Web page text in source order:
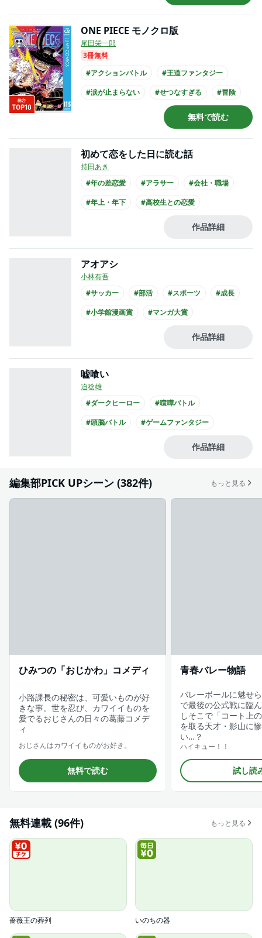
ONE PIECE モノクロ版
尾田栄一郎
3冊無料
#アクションバトル
#王道ファンタジー
#涙が止まらない
#せつなすぎる
#冒険
#俺マン
#アニメ化 #実写化
無料で読む
初めて恋をした日に読む話
持田あき
#年の差恋愛
#アラサー
#会社・職場
#年上・年下
#高校生との恋愛
作品詳細
アオアシ
小林有吾
#サッカー
#部活 #スポーツ
#成長
#小学館漫画賞
#マンガ大賞
#中学生
#アニメ化
作品詳細
嘘喰い
迫稔雄
#ダークヒーロー
#喧嘩バトル
#頭脳バトル
#ゲームファンタジー
#デスゲーム
#アングラ・裏社会
作品詳細
編集部PICK UPシーン (382件) もっと見る
ひみつの「おじかわ」コメディ
小路課長の秘密は、可愛いものが好
きな事。世を忍び、カワイイものを
愛でるおじさんの日々の葛藤コメデ
ィ
おじさんはカワイイものがお好き。
無料で読む
青春バレー物語
バレーボールに魅せ
で最後の公式戦に臨
しそこで「コート上
を取る天才・影山に
い…？
ハイキュー！！
試し読
無料連載 (96件) もっと見る
薔薇王の葬列 いのちの器